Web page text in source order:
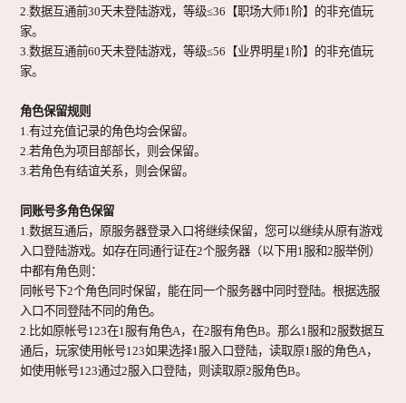
2.数据互通前30天未登陆游戏，等级≤36【职场大师1阶】的非充值玩
家。
3.数据互通前60天未登陆游戏，等级≤56【业界明星1阶】的非充值玩
家。
角色保留规则
1.有过充值记录的角色均会保留。
2.若角色为项目部部长，则会保留。
3.若角色有结谊关系，则会保留。
同账号多角色保留
1.数据互通后，原服务器登录入口将继续保留，您可以继续从原有游戏
入口登陆游戏。如存在同通行证在2个服务器（以下用1服和2服举例）
中都有角色则：
同帐号下2个角色同时保留，能在同一个服务器中同时登陆。根据选服
入口不同登陆不同的角色。
2.比如原帐号123在1服有角色A，在2服有角色B。那么1服和2服数据互
通后，玩家使用帐号123如果选择1服入口登陆，读取原1服的角色A，
如使用帐号123通过2服入口登陆，则读取原2服角色B。